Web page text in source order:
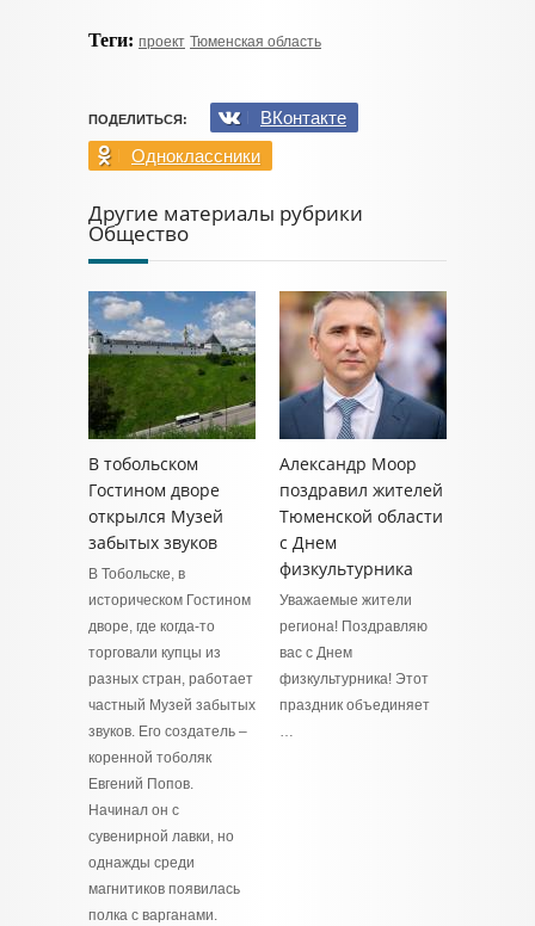
Теги: проект Тюменская область
ПОДЕЛИТЬСЯ:
ВКонтакте
Одноклассники
Другие материалы рубрики
Общество
В тобольском
Гостином дворе
открылся Музей
забытых звуков
В Тобольске, в
историческом Гостином
дворе, где когда-то
торговали купцы из
разных стран, работает
частный Музей забытых
звуков. Его создатель –
коренной тоболяк
Евгений Попов.
Начинал он с
сувенирной лавки, но
однажды среди
магнитиков появилась
полка с варганами.
Александр Моор
поздравил жителей
Тюменской области
с Днем
физкультурника
Уважаемые жители
региона! Поздравляю
вас с Днем
физкультурника! Этот
праздник объединяет
…